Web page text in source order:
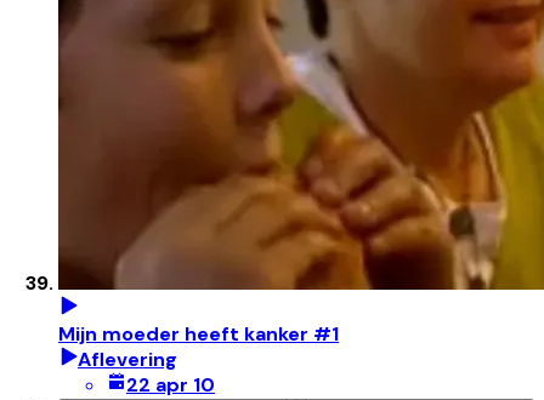
Mijn moeder heeft kanker #1
Aflevering
22 apr 10